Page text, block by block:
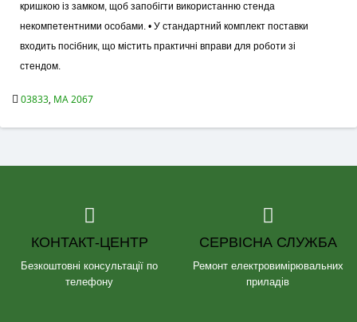
кришкою із замком, щоб запобігти використанню стенда
некомпетентними особами. • У стандартний комплект поставки
входить посібник, що містить практичні вправи для роботи зі
стендом.
03833, MA 2067
КОНТАКТ-ЦЕНТР
Безкоштовні консультації по
телефону
СЕРВІСНА СЛУЖБА
Ремонт електровимірювальних
приладів